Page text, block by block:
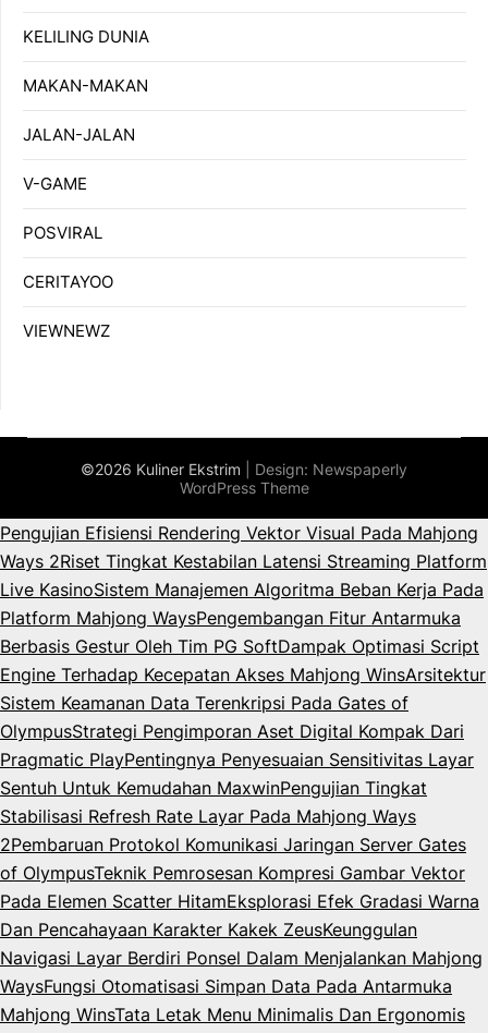
KELILING DUNIA
MAKAN-MAKAN
JALAN-JALAN
V-GAME
POSVIRAL
CERITAYOO
VIEWNEWZ
©2026 Kuliner Ekstrim | Design: Newspaperly
WordPress Theme
Pengujian Efisiensi Rendering Vektor Visual Pada Mahjong
Ways 2Riset Tingkat Kestabilan Latensi Streaming Platform
Live KasinoSistem Manajemen Algoritma Beban Kerja Pada
Platform Mahjong WaysPengembangan Fitur Antarmuka
Berbasis Gestur Oleh Tim PG SoftDampak Optimasi Script
Engine Terhadap Kecepatan Akses Mahjong WinsArsitektur
Sistem Keamanan Data Terenkripsi Pada Gates of
OlympusStrategi Pengimporan Aset Digital Kompak Dari
Pragmatic PlayPentingnya Penyesuaian Sensitivitas Layar
Sentuh Untuk Kemudahan MaxwinPengujian Tingkat
Stabilisasi Refresh Rate Layar Pada Mahjong Ways
2Pembaruan Protokol Komunikasi Jaringan Server Gates
of OlympusTeknik Pemrosesan Kompresi Gambar Vektor
Pada Elemen Scatter HitamEksplorasi Efek Gradasi Warna
Dan Pencahayaan Karakter Kakek ZeusKeunggulan
Navigasi Layar Berdiri Ponsel Dalam Menjalankan Mahjong
WaysFungsi Otomatisasi Simpan Data Pada Antarmuka
Mahjong WinsTata Letak Menu Minimalis Dan Ergonomis